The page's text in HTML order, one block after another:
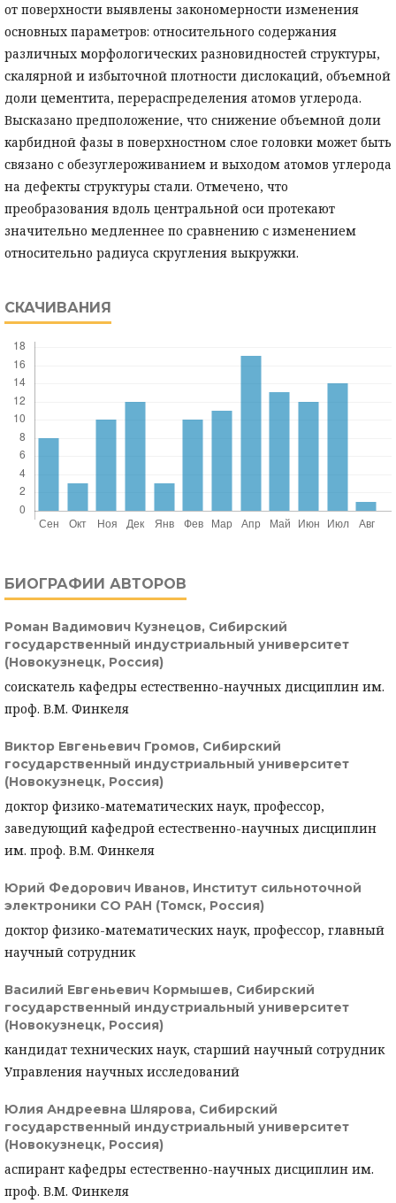
от поверхности выявлены закономерности изменения
основных параметров: относительного содержания
различных морфологических разновидностей структуры,
скалярной и избыточной плотности дислокаций, объемной
доли цементита, перераспределения атомов углерода.
Высказано предположение, что снижение объемной доли
карбидной фазы в поверхностном слое головки может быть
связано с обезуглероживанием и выходом атомов углерода
на дефекты структуры стали. Отмечено, что
преобразования вдоль центральной оси протекают
значительно медленнее по сравнению с изменением
относительно радиуса скругления выкружки.
СКАЧИВАНИЯ
БИОГРАФИИ АВТОРОВ
Роман Вадимович Кузнецов, Сибирский
государственный индустриальный университет
(Новокузнецк, Россия)
соискатель кафедры естественно-научных дисциплин им.
проф. В.М. Финкеля
Виктор Евгеньевич Громов, Сибирский
государственный индустриальный университет
(Новокузнецк, Россия)
доктор физико-математических наук, профессор,
заведующий кафедрой естественно-научных дисциплин
им. проф. В.М. Финкеля
Юрий Федорович Иванов, Институт сильноточной
электроники СО РАН (Томск, Россия)
доктор физико-математических наук, профессор, главный
научный сотрудник
Василий Евгеньевич Кормышев, Сибирский
государственный индустриальный университет
(Новокузнецк, Россия)
кандидат технических наук, старший научный сотрудник
Управления научных исследований
Юлия Андреевна Шлярова, Сибирский
государственный индустриальный университет
(Новокузнецк, Россия)
аспирант кафедры естественно-научных дисциплин им.
проф. В.М. Финкеля